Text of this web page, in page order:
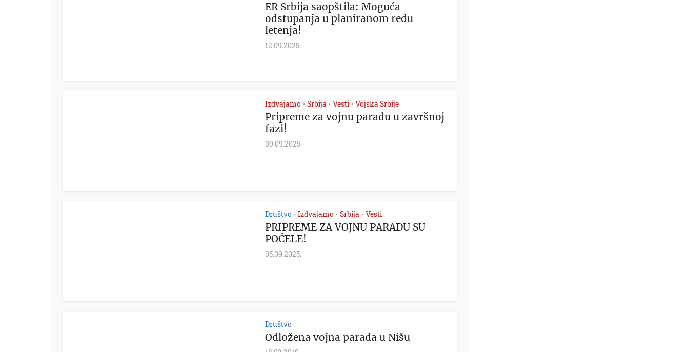
ER Srbija saopštila: Moguća
odstupanja u planiranom redu
letenja!
12.09.2025.
Izdvajamo • Srbija • Vesti • Vojska Srbije
Pripreme za vojnu paradu u završnoj
fazi!
09.09.2025.
Društvo • Izdvajamo • Srbija • Vesti
PRIPREME ZA VOJNU PARADU SU
POČELE!
05.09.2025.
Društvo
Odložena vojna parada u Nišu